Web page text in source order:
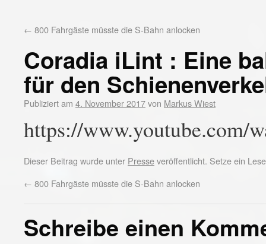
← 800 Fahrgäste müsste die S-Bahn anlocken
Coradia iLint : Eine
für den
Publiziert am 4. November 2017von Markus Wiest
https://www.youtube.com/
Dieser Beitrag wurde unter Presseveröffentlicht. Setze ein
← 800 Fahrgäste müsste die S-Bahn anlocken
Schreibe einen